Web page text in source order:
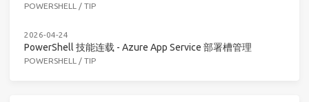
POWERSHELL / TIP
2026-04-24
PowerShell 技能连载 - Azure App Service 部署槽管理
POWERSHELL / TIP